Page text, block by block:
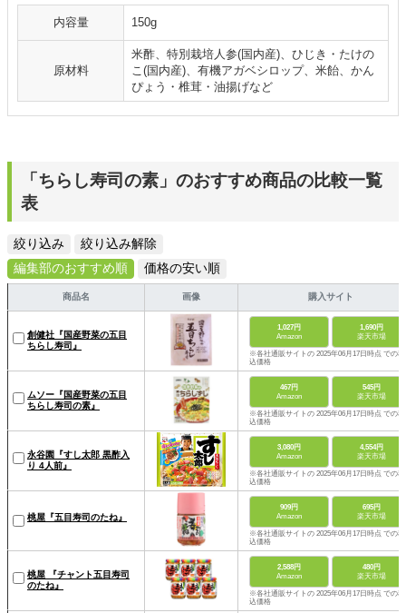
内容量 150g
原材料
米酢、特別栽培人参(国内産)、ひじき・たけの
こ(国内産)、有機アガベシロップ、米飴、かん
ぴょう・椎茸・油揚げなど
「ちらし寿司の素」のおすすめ商品の比較一覧
表
絞り込み
絞り込み解除
編集部のおすすめ順
価格の安い順
商品名 画像 購入サイト
創健社『国産野菜の五目
ちらし寿司』
1,027円
Amazon
1,690円
楽天市場
※各社通販サイトの 2025年06月17日時点 での税
込価格
ムソー『国産野菜の五目
ちらし寿司の素』
467円
Amazon
545円
楽天市場
※各社通販サイトの 2025年06月17日時点 での税
込価格
永谷園『すし太郎 黒酢入
り 4人前』
3,080円
Amazon
4,554円
楽天市場
※各社通販サイトの 2025年06月17日時点 での税
込価格
桃屋『五目寿司のたね』
909円
Amazon
695円
楽天市場
※各社通販サイトの 2025年06月17日時点 での税
込価格
桃屋 『チャント五目寿司
のたね』
2,588円
Amazon
480円
楽天市場
※各社通販サイトの 2025年06月17日時点 での税
込価格